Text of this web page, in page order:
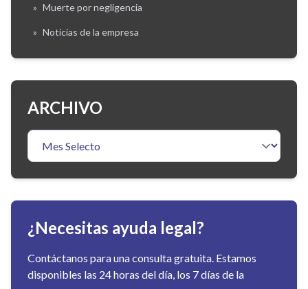
» Muerte por negligencia
» Noticias de la empresa
ARCHIVO
¿Necesitas ayuda legal?
Contáctanos para una consulta gratuita. Estamos
disponibles las 24 horas del día, los 7 días de la